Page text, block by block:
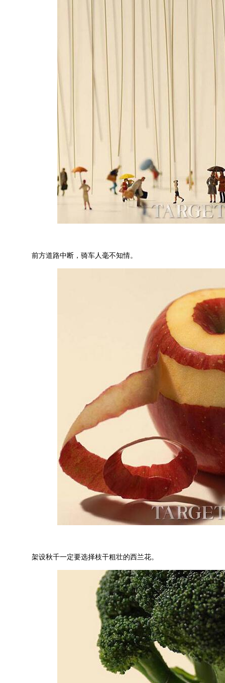
前方道路中断，骑车人毫不知情。
架设秋千一定要选择枝干粗壮的西兰花。